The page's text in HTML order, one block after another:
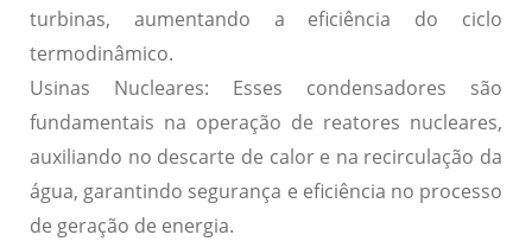
turbinas, aumentando a eficiência do ciclo
termodinâmico.
Usinas Nucleares: Esses condensadores são
fundamentais na operação de reatores nucleares,
auxiliando no descarte de calor e na recirculação da
água, garantindo segurança e eficiência no processo
de geração de energia.